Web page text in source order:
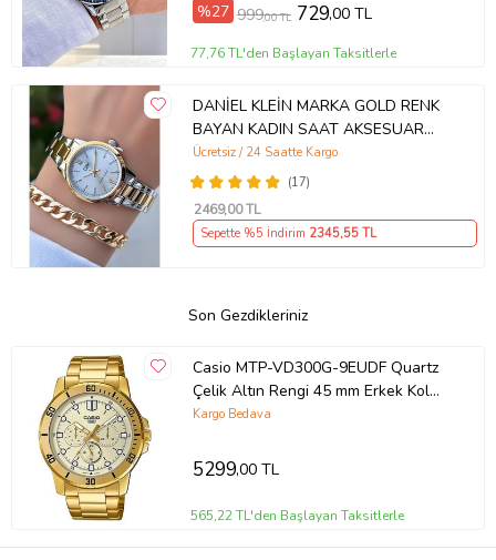
%27 999,00 TL 729,00 TL
77,76 TL'den Başlayan Taksitlerle
DANİEL KLEİN MARKA GOLD RENK
BAYAN KADIN SAAT AKSESUAR
BİLEKLİK HEDİYELİ
(17)
Ücretsiz / 24 Saatte Kargo
2469,00 TL
Sepette %5 İndirim 2345,55 TL
Son Gezdikleriniz
Casio MTP-VD300G-9EUDF Quartz
Çelik Altın Rengi 45 mm Erkek Kol
Saati
Kargo Bedava
5299,00 TL
565,22 TL'den Başlayan Taksitlerle